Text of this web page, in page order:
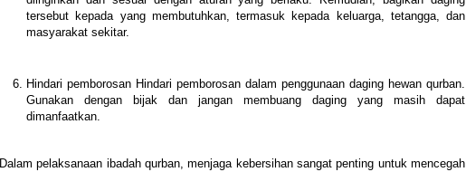
tersebut kepada yang membutuhkan, termasuk kepada keluarga, tetangga, dan
masyarakat sekitar.
Hindari pemborosan Hindari pemborosan dalam penggunaan daging hewan qurban.
Gunakan dengan bijak dan jangan membuang daging yang masih dapat
dimanfaatkan.
Dalam pelaksanaan ibadah qurban, menjaga kebersihan sangat penting untuk mencegah